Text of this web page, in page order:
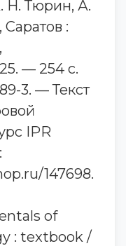
Н. Тюрин, А.
:
— 254 c.
3. — Текст
IPR
147698.
of
: textbook /